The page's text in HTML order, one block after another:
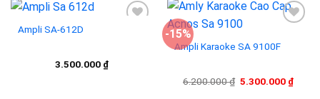
Ampli SA-612D
3.500.000 ₫
-15%
Ampli Karaoke SA 9100F
6.200.000₫ Giá
5.300.000 ₫Giá